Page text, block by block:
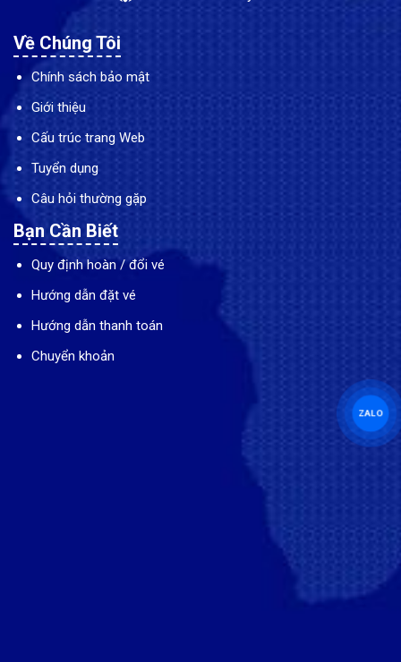
Về Chúng Tôi
Chính sách bảo mật
Giới thiệu
Cấu trúc trang Web
Tuyển dụng
Câu hỏi thường gặp
Bạn Cần Biết
Quy định hoàn / đổi vé
Hướng dẫn đặt vé
Hướng dẫn thanh toán
Chuyển khoản
ZALO